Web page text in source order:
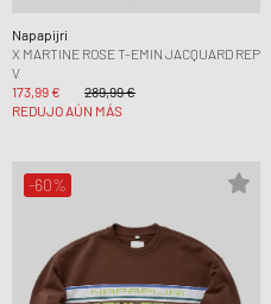
Napapijri
X MARTINE ROSE T-EMIN JACQUARD REP
V
173,99 €
289,99 €
REDUJO AÚN MÁS
-60%